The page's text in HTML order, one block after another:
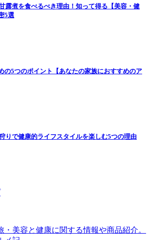
甘露煮を食べるべき理由！知って得る【美容・健
5選
の5つのポイント【あなたの家族におすすめのア
りで健康的ライフスタイルを楽しむ5つの理由
・美容と健康に関する情報や商品紹介。